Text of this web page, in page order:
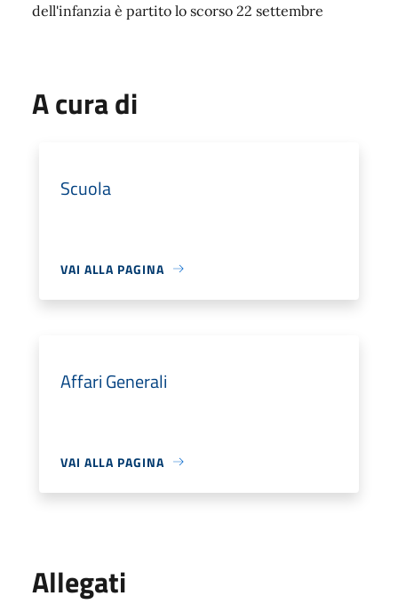
dell'infanzia è partito lo scorso 22 settembre
A cura di
Scuola
VAI ALLA PAGINA
Affari Generali
VAI ALLA PAGINA
Allegati